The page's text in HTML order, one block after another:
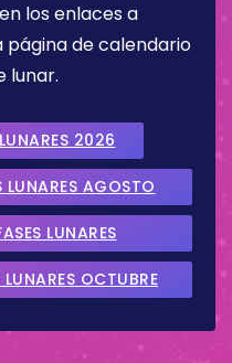
los enlaces a
página de calendario
lunar.
2026
LUNARES AGOSTO
LUNARES
2026
OCTUBRE